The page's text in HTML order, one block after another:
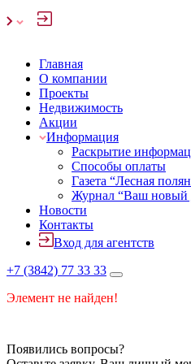
Главная
О компании
Проекты
Недвижимость
Акции
Информация
Раскрытие
Способы оплаты
Газета “Лесная
Журнал “Ваш новый
Новости
Контакты
Вход для агентств
+7 (3842) 77 33 33
Элемент не найден!
Появились вопросы?